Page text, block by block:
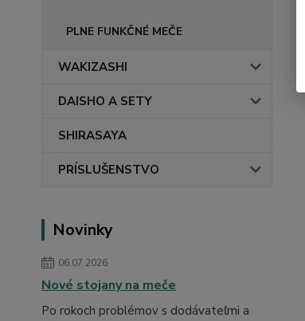
PLNE FUNKČNÉ MEČE
WAKIZASHI
DAISHO A SETY
SHIRASAYA
PRÍSLUŠENSTVO
Novinky
06.07.2026
Nové stojany na meče
Po rokoch problémov s dodávateľmi a